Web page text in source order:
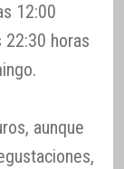
12:00
22:30 horas
aunque